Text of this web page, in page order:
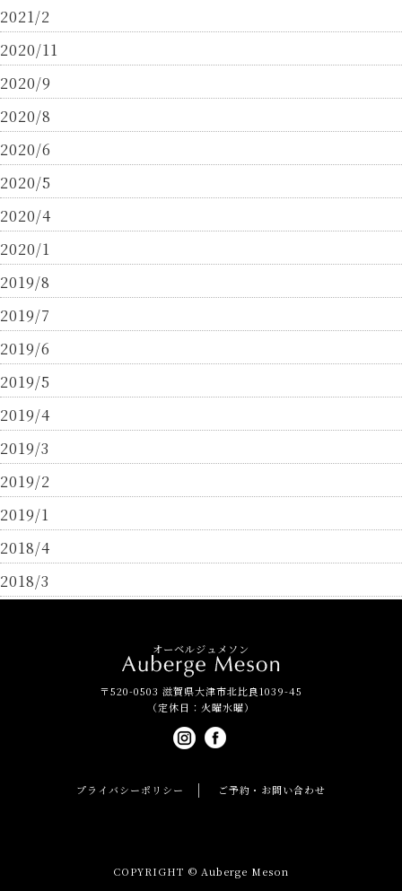
2021/2
2020/11
2020/9
2020/8
2020/6
2020/5
2020/4
2020/1
2019/8
2019/7
2019/6
2019/5
2019/4
2019/3
2019/2
2019/1
2018/4
2018/3
オーベルジュメソン
〒520-0503 滋賀県大津市北比良1039-45
（定休日：火曜水曜）
プライバシーポリシー ご予約・お問い合わせ
COPYRIGHT © Auberge Meson